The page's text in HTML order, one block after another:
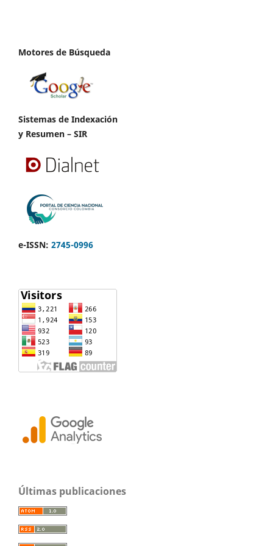
Motores de Búsqueda
Sistemas de Indexación
y Resumen – SIR
e-ISSN: 2745-0996
Últimas publicaciones